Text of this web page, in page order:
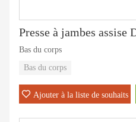
Presse à jambes assise
Bas du corps
Bas du corps
Ajouter à la liste de souhaits